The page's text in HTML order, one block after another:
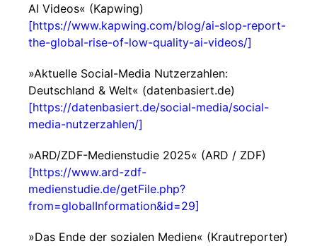
AI Videos« (Kapwing)
[https://www.kapwing.com/blog/ai-slop-report-
the-global-rise-of-low-quality-ai-videos/]
»Aktuelle Social-Media Nutzerzahlen:
Deutschland & Welt« (datenbasiert.de)
[https://datenbasiert.de/social-media/social-
media-nutzerzahlen/]
»ARD/ZDF-Medienstudie 2025« (ARD / ZDF)
[https://www.ard-zdf-
medienstudie.de/getFile.php?
from=globalInformation&id=29]
»Das Ende der sozialen Medien« (Krautreporter)